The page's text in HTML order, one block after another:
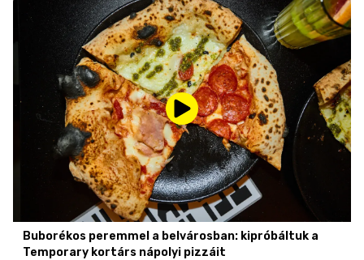
Buborékos peremmel a belvárosban: kipróbáltuk a
Temporary kortárs nápolyi pizzáit